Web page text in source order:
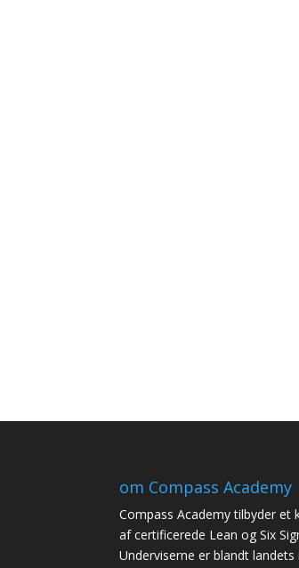
om Compass Academy
Compass Academy tilbyder et
af certificerede Lean og Six
Underviserne er blandt